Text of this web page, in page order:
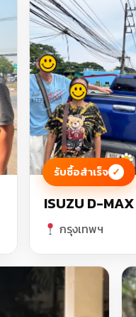
รับซื้อสำเร็จ ✓
ISUZU D-MAX
กรุงเทพฯ